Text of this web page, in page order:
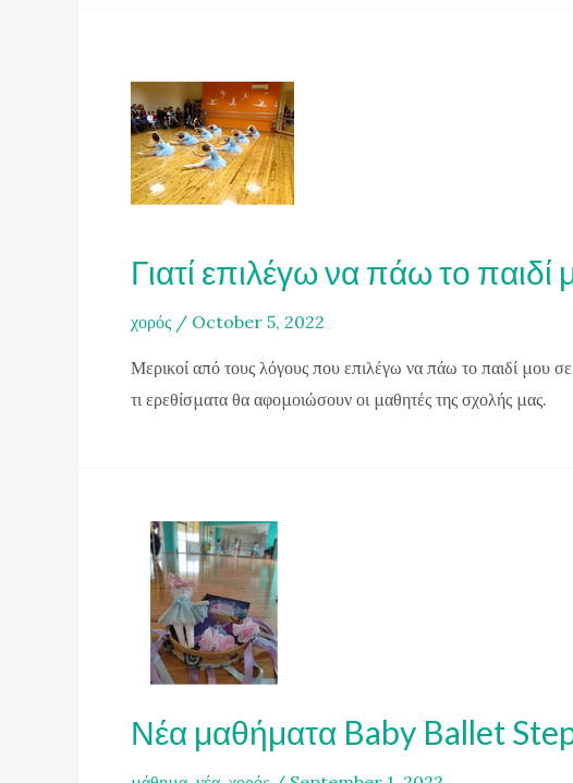
Γιατί επιλέγω να πάω το
χορός / October 5, 2022
Μερικοί από τους λόγους που επιλέγω να πάω το παιδί μου
τι ερεθίσματα θα αφομοιώσουν οι μαθητές της σχολής μας.
Νέα μαθήματα Baby Ballet